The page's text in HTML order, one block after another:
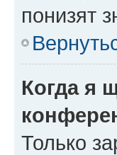
понизят
Когда я
Только